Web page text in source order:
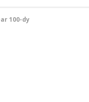
100-dy